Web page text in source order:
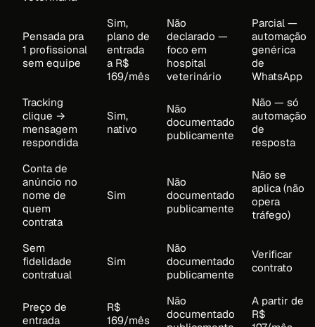
Pensada pra
1 profissional
sem equipe
Sim,
plano de
entrada
a R$
169/mês
Não
declarado —
foco em
hospital
veterinário
Parcial —
automação
genérica
de
WhatsApp
Tracking
clique →
mensagem
respondida
Sim,
nativo
Não
documentado
publicamente
Não — só
automação
de
resposta
Conta de
anúncio no
nome de
quem
contrata
Sim
Não
documentado
publicamente
Não se
aplica (não
opera
tráfego)
Sem
fidelidade
contratual
Sim
Não
documentado
publicamente
Verificar
contrato
Preço de
entrada
R$
169/mês
Não
documentado
A partir de
R$